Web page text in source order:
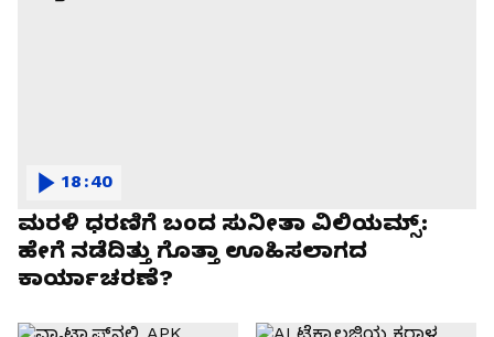
ಮರಳಿ ಧರಣಿಗೆ ಬಂದ ಸುನೀತಾ ವಿಲಿಯಮ್ಸ್:
ಹೇಗೆ ನಡೆದಿತ್ತು ಗೊತ್ತಾ ಊಹಿಸಲಾಗದ
ಕಾರ್ಯಾಚರಣೆ?
18:40